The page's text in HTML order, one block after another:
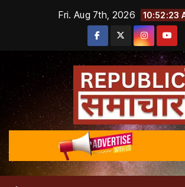
Fri. Aug 7th, 2026 10:52:24